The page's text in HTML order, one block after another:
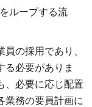
ループする流
の採用であり、
る必要がありま
、必要に応じ配置
業務の要員計画に